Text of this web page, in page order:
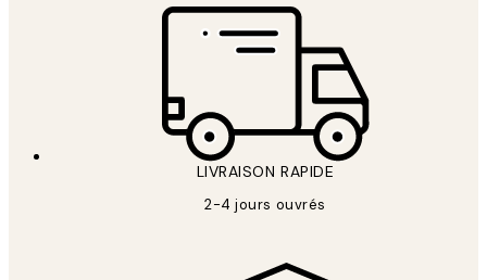
LIVRAISON RAPIDE
2-4 jours ouvrés